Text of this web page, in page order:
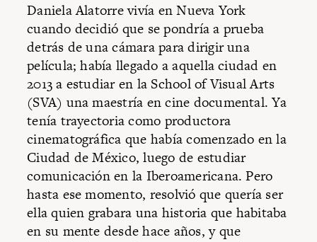
Daniela Alatorre vivía en Nueva York
cuando decidió que se pondría a prueba
detrás de una cámara para dirigir una
película; había llegado a aquella ciudad en
2013 a estudiar en la School of Visual Arts
(SVA) una maestría en cine documental. Ya
tenía trayectoria como productora
cinematográfica que había comenzado en la
Ciudad de México, luego de estudiar
comunicación en la Iberoamericana. Pero
hasta ese momento, resolvió que quería ser
ella quien grabara una historia que habitaba
en su mente desde hace años, y que